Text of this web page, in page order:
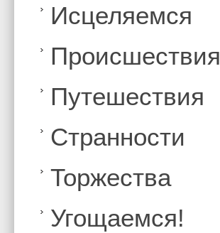
Иcцеляемся
Происшествия
Путешествия
Странности
Торжества
Угощаемся!